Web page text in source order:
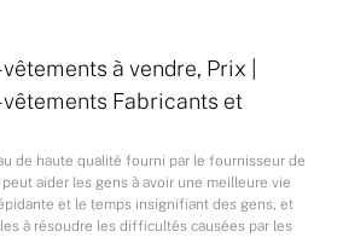
à vendre, Prix |
Fabricants et
de haute qualité fourni par le fournisseur de
aider les gens à avoir une meilleure vie
et le temps insignifiant des gens, et
à résoudre les difficultés causées par les